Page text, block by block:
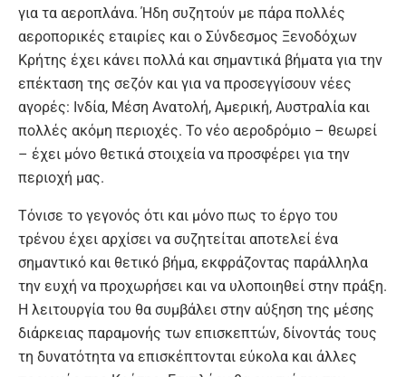
για τα αεροπλάνα. Ήδη συζητούν με πάρα πολλές
αεροπορικές εταιρίες και ο Σύνδεσμος Ξενοδόχων
Κρήτης έχει κάνει πολλά και σημαντικά βήματα για την
επέκταση της σεζόν και για να προσεγγίσουν νέες
αγορές: Ινδία, Μέση Ανατολή, Αμερική, Αυστραλία και
πολλές ακόμη περιοχές. Το νέο αεροδρόμιο – θεωρεί
– έχει μόνο θετικά στοιχεία να προσφέρει για την
περιοχή μας.
Τόνισε το γεγονός ότι και μόνο πως το έργο του
τρένου έχει αρχίσει να συζητείται αποτελεί ένα
σημαντικό και θετικό βήμα, εκφράζοντας παράλληλα
την ευχή να προχωρήσει και να υλοποιηθεί στην πράξη.
Η λειτουργία του θα συμβάλει στην αύξηση της μέσης
διάρκειας παραμονής των επισκεπτών, δίνοντάς τους
τη δυνατότητα να επισκέπτονται εύκολα και άλλες